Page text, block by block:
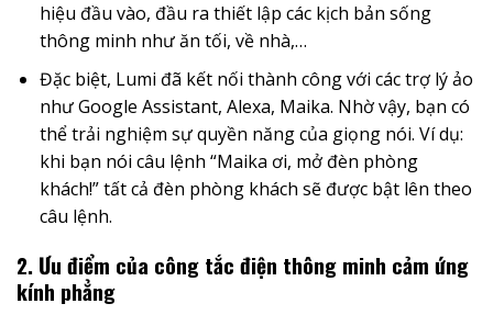
hiệu đầu vào, đầu ra thiết lập các kịch bản sống
thông minh như ăn tối, về nhà,…
Đặc biệt, Lumi đã kết nối thành công với các trợ lý ảo
như Google Assistant, Alexa, Maika. Nhờ vậy, bạn có
thể trải nghiệm sự quyền năng của giọng nói. Ví dụ:
khi bạn nói câu lệnh “Maika ơi, mở đèn phòng
khách!”tất cả đèn phòng khách sẽ được bật lên theo
câu lệnh.
2. Ưu điểm của công tắc điện thông minh cảm ứng
kính phẳng